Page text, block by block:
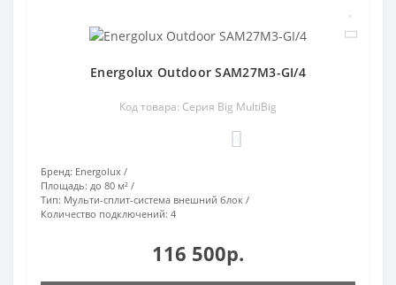
Energolux Outdoor SAM27M3-GI/4
Код товара: Серия Big MultiBig
Бренд: Energolux
Площадь: до 80 м²
Тип: Мульти-сплит-система внешний блок
Количество подключений: 4
116 500р.